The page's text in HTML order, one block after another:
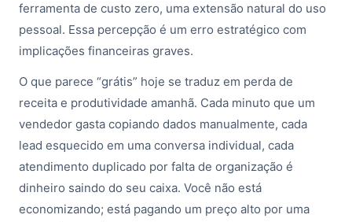
ferramenta de custo zero, uma extensão natural do uso
pessoal. Essa percepção é um erro estratégico com
implicações financeiras graves.
O que parece “grátis” hoje se traduz em perda de
receita e produtividade amanhã. Cada minuto que um
vendedor gasta copiando dados manualmente, cada
lead esquecido em uma conversa individual, cada
atendimento duplicado por falta de organização é
dinheiro saindo do seu caixa. Você não está
economizando; está pagando um preço alto por uma